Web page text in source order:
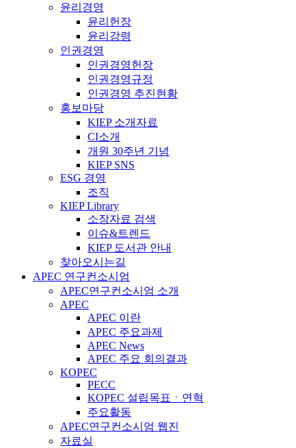
윤리경영
윤리헌장
윤리강령
인권경영
인권경영헌장
인권경영규정
인권경영 추진현황
홍보마당
KIEP 소개자료
CI소개
개원 30주년 기념
KIEP SNS
ESG 경영
조직
KIEP Library
소장자료 검색
이슈&트렌드
KIEP 도서관 안내
찾아오시는길
APEC 연구컨소시엄
APEC연구컨소시엄 소개
APEC
APEC 이란
APEC 주요과제
APEC News
APEC 주요 회의결과
KOPEC
PECC
KOPEC 설립목표ㆍ연혁
주요활동
APEC연구컨소시엄 웹진
자료실